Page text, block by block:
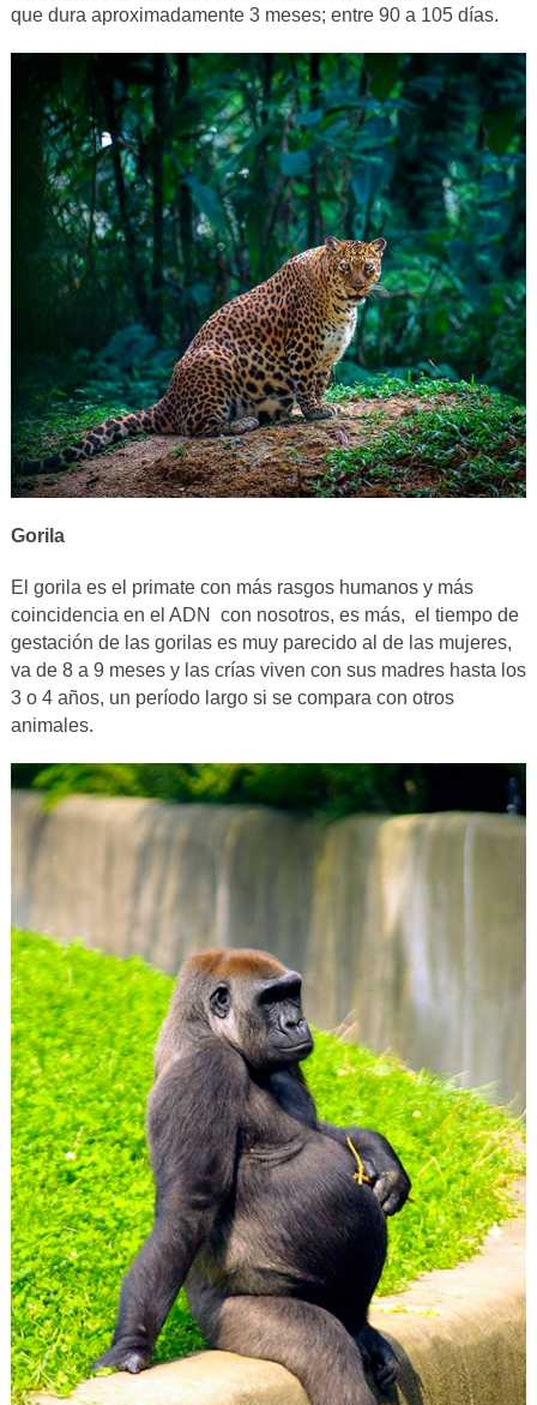
que dura aproximadamente 3 meses; entre 90 a 105 días.
Gorila
El gorila es el primate con más rasgos humanos y más
coincidencia en el ADN con nosotros, es más, el tiempo de
gestación de las gorilas es muy parecido al de las mujeres,
va de 8 a 9 meses y las crías viven con sus madres hasta los
3 o 4 años, un período largo si se compara con otros
animales.